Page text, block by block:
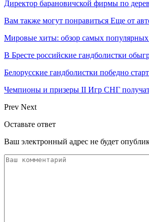
Директор барановичской фирмы по
Вам также могут понравиться Еще от
Мировые хиты: обзор самых популярных
В Бресте российские гандболистки
Белорусские гандболистки победно
Чемпионы и призеры II Игр СНГ получат
Prev Next
Оставьте ответ
Ваш электронный адрес не будет